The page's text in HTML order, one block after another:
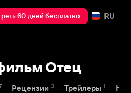
60 дней бесплатно RU
Отец
Рецензии 3 Трейлеры 1